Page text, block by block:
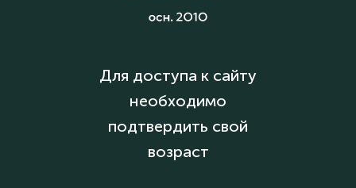
Для доступа к сайту
необходимо
подтвердить свой
возраст